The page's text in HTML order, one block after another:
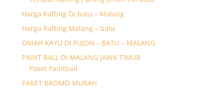
Harga Rafting Di batu – Malang
Harga Rafting Malang – batu
OMAH KAYU DI PUJON – BATU – MALANG
PAINT BALL DI MALANG JAWA TIMUR
Paket Paintball
PAKET BROMO MURAH